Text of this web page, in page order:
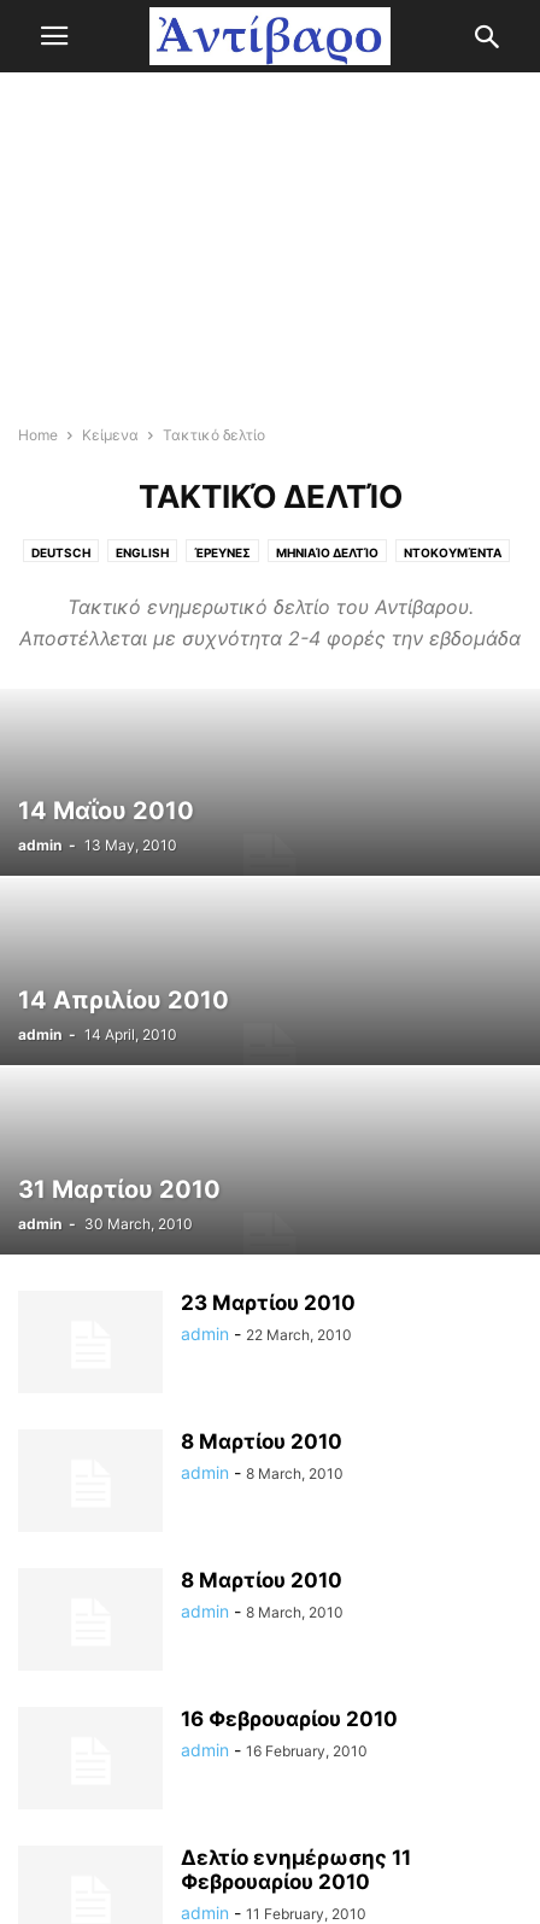
Home Κείμενα Τακτικό δελτίο
ΤΑΚΤΙΚΌ ΔΕΛΤΊΟ
DEUTSCH ENGLISH ΈΡΕΥΝΕΣ ΜΗΝΙΑΊΟ ΔΕΛΤΊΟ ΝΤΟΚΟΥΜΈΝΤΑ
Τακτικό ενημερωτικό δελτίο του Αντίβαρου.
Αποστέλλεται με συχνότητα 2-4 φορές την εβδομάδα
14 Μαΐου 2010
admin - 13 May, 2010
14 Απριλίου 2010
admin - 14 April, 2010
31 Μαρτίου 2010
admin - 30 March, 2010
23 Μαρτίου 2010
admin - 22 March, 2010
8 Μαρτίου 2010
admin - 8 March, 2010
8 Μαρτίου 2010
admin - 8 March, 2010
16 Φεβρουαρίου 2010
admin - 16 February, 2010
Δελτίο ενημέρωσης 11
Φεβρουαρίου 2010
admin - 11 February, 2010